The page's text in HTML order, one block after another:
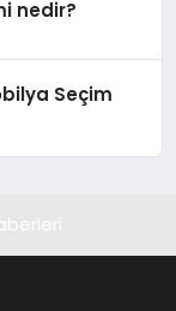
nedir?
Seçim